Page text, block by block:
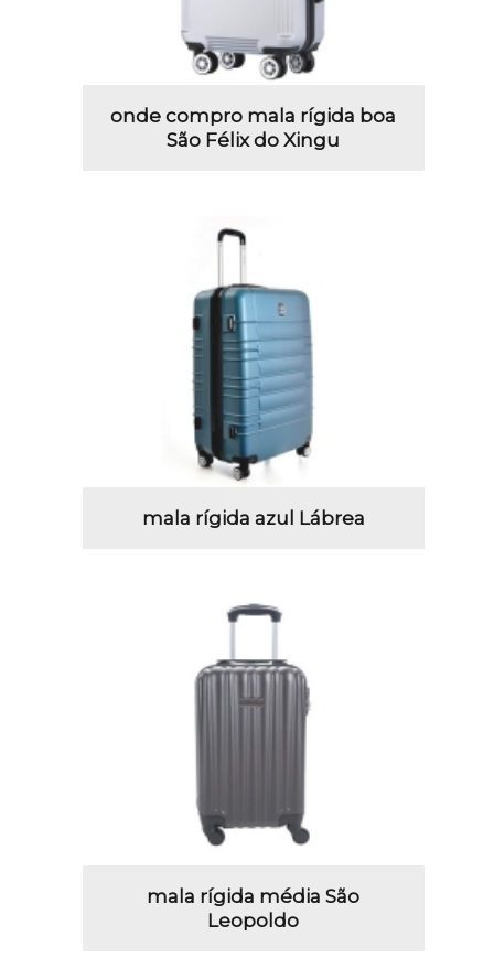
onde compro mala rígida boa
São Félix do Xingu
mala rígida azul Lábrea
mala rígida média São
Leopoldo